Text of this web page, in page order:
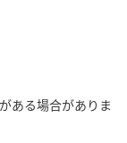
ある場合がありま